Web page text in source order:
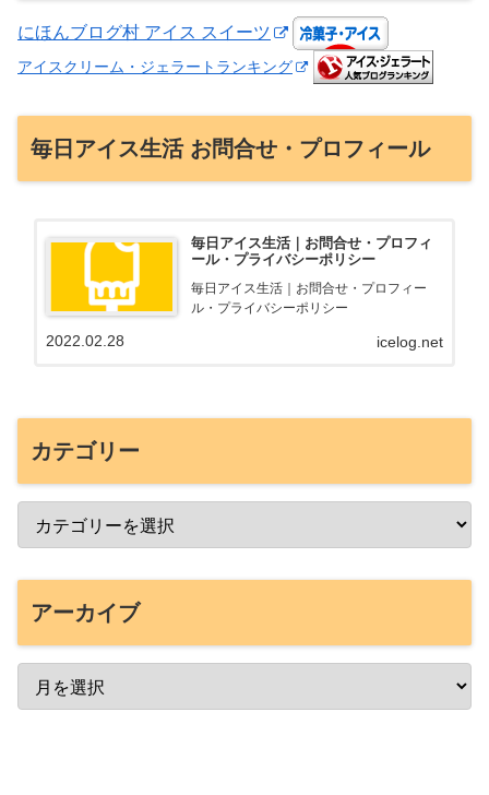
にほんブログ村 アイス スイーツ
アイスクリーム・ジェラートランキング
毎日アイス生活 お問合せ・プロフィール
毎日アイス生活｜お問合せ・プロフィ
ール・プライバシーポリシー
毎日アイス生活｜お問合せ・プロフィー
ル・プライバシーポリシー
icelog.net
2022.02.28
カテゴリー
アーカイブ